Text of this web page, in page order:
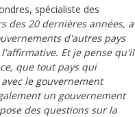
spécialiste des
des 20 dernières années, a
d'autres pays
Et je pense qu'il
que tout pays qui
le gouvernement
un gouvernement
des questions sur la